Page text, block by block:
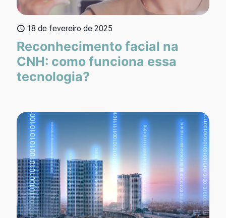
18 de fevereiro de 2025
Reconhecimento facial na
CNH: como funciona essa
tecnologia?